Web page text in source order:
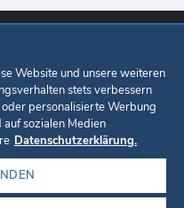
Karriere Unternehmen
Impressum
Website und unsere weiteren
stets verbessern
personalisierte Werbung
sozialen Medien
Datenschutzerklärung.